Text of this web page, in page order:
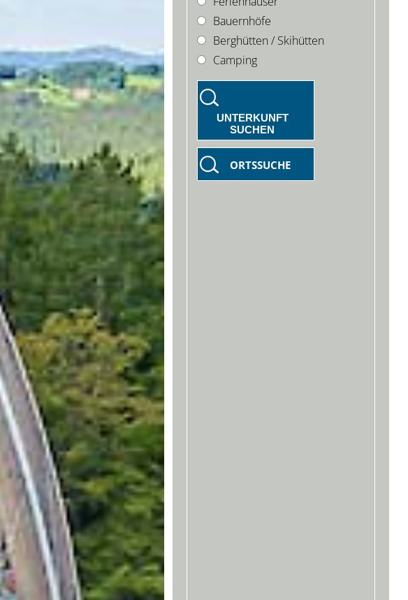
Bauernhöfe
Berghütten / Skihütten
Camping
UNTERKUNFT
SUCHEN
ORTSSUCHE